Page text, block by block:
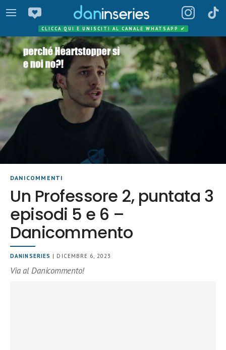
CLICCA QUI E UNISCITI AL CANALE WHATSAPP ✔
DANICOMMENTI
Un Professore 2, puntata 3
episodi 5 e 6 –
Danicommento
DANINSERIES | DICEMBRE 6, 2023
Via al Danicommento!